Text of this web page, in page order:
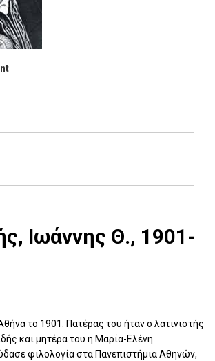
Ιωάννης Θ., 1901-
το 1901. Πατέρας του ήταν ο λατινιστής
και μητέρα του η Μαρία-Ελένη
φιλολογία στα Πανεπιστήμια Αθηνών,